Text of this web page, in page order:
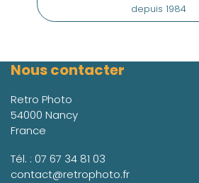
depuis 1984
Nous contacter
Retro Photo
54000 Nancy
France
Tél. : 07 67 34 81 03
contact@retrophoto.fr